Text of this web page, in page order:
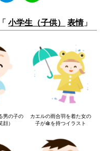
小学生（子供） 表情」
男の子の
顔）
カエルの雨合羽を着た女の
子が傘を持つイラスト